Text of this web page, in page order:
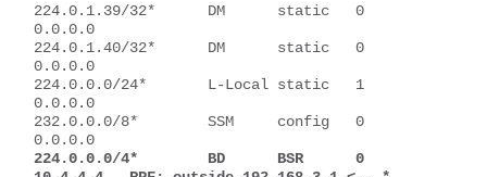
224.0.1.39/32*      DM      static   0
0.0.0.0
224.0.1.40/32*      DM      static   0
0.0.0.0
224.0.0.0/24*       L-Local static   1
0.0.0.0
232.0.0.0/8*        SSM     config   0
0.0.0.0
224.0.0.0/4*        BD      BSR      0